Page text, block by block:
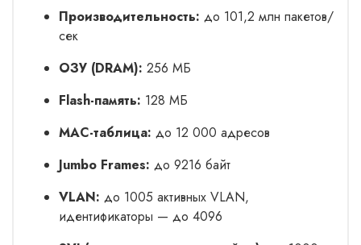
Производительность: до 101,2 млн пакетов/
сек
ОЗУ (DRAM): 256 МБ
Flash-память: 128 МБ
MAC-таблица: до 12 000 адресов
Jumbo Frames: до 9216 байт
VLAN: до 1005 активных VLAN,
идентификаторы — до 4096